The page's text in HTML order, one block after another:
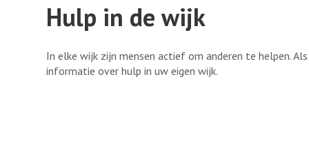
Hulp in de wijk
In elke wijk zijn mensen actief om anderen te helpen.
informatie over hulp in uw eigen wijk.